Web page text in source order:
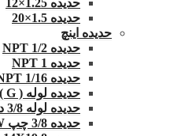
حدیده 1.5×20
حدیده اینچ
حدیده 1/2 NPT
حدیده NPT 1
حدیده 1/16 NPT
حدیده لوله ( G )
حدیده لوله 3/8 دور کوچک
حدیده 3/8 چپ BSW